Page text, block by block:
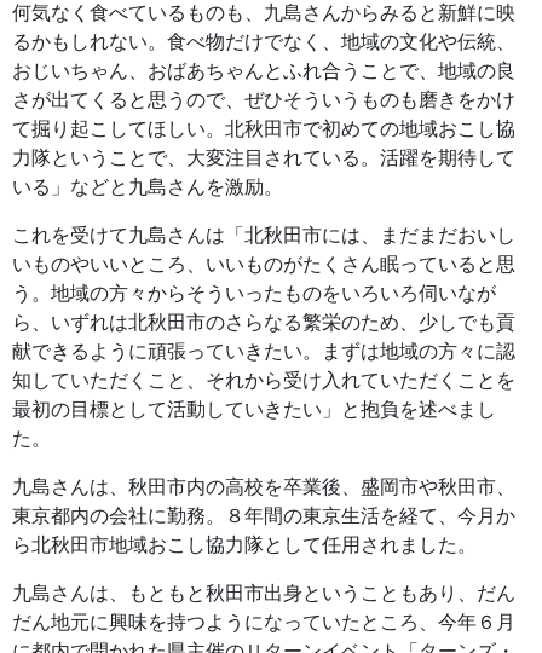
何気なく食べているものも、九島さんからみると新鮮に映
るかもしれない。食べ物だけでなく、地域の文化や伝統、
おじいちゃん、おばあちゃんとふれ合うことで、地域の良
さが出てくると思うので、ぜひそういうものも磨きをかけ
て掘り起こしてほしい。北秋田市で初めての地域おこし協
力隊ということで、大変注目されている。活躍を期待して
いる」などと九島さんを激励。
これを受けて九島さんは「北秋田市には、まだまだおいし
いものやいいところ、いいものがたくさん眠っていると思
う。地域の方々からそういったものをいろいろ伺いなが
ら、いずれは北秋田市のさらなる繁栄のため、少しでも貢
献できるように頑張っていきたい。まずは地域の方々に認
知していただくこと、それから受け入れていただくことを
最初の目標として活動していきたい」と抱負を述べまし
た。
九島さんは、秋田市内の高校を卒業後、盛岡市や秋田市、
東京都内の会社に勤務。８年間の東京生活を経て、今月か
ら北秋田市地域おこし協力隊として任用されました。
九島さんは、もともと秋田市出身ということもあり、だん
だん地元に興味を持つようになっていたところ、今年６月